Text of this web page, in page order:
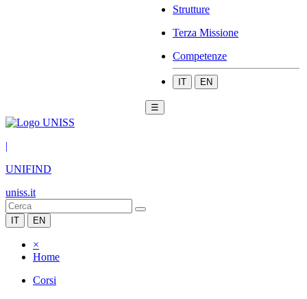
Strutture
Terza Missione
Competenze
IT EN
☰
|
UNIFIND
uniss.it
IT EN
×
Home
Corsi